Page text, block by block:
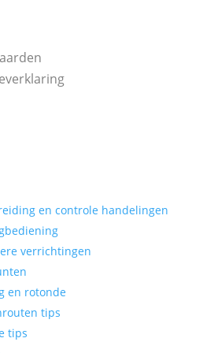
en controle handelingen
verrichtingen
en rotonde
tips
tips